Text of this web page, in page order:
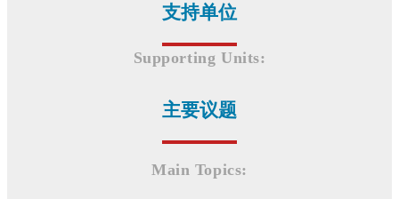
支持单位
Supporting Units:
主要议题
Main Topics: